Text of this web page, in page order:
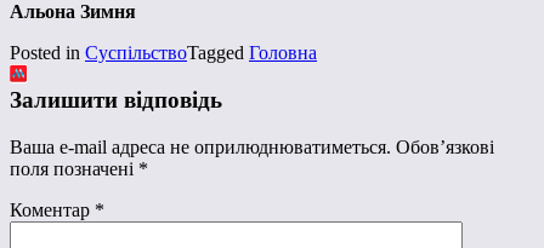
Альона Зимня
Posted in СуспільствоTagged Головна
Залишити відповідь
Ваша e-mail адреса не оприлюднюватиметься. Обов’язкові
поля позначені *
Коментар *